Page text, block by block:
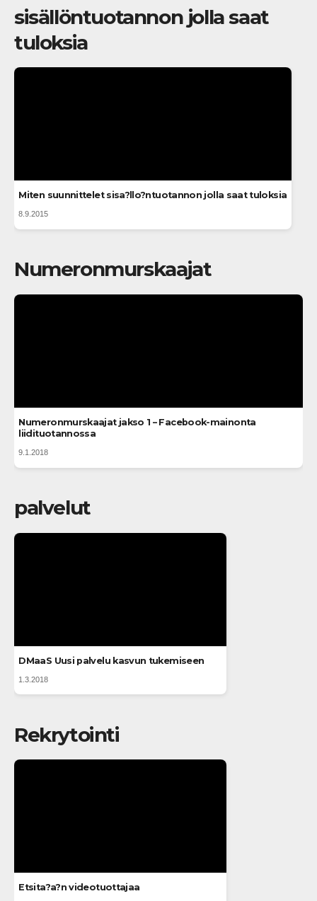
sisällöntuotannon jolla saat
tuloksia
Miten suunnittelet sisa?llo?ntuotannon jolla saat tuloksia
8.9.2015
Numeronmurskaajat
Numeronmurskaajat jakso 1 – Facebook-mainonta
liidituotannossa
9.1.2018
palvelut
DMaaS Uusi palvelu kasvun tukemiseen
1.3.2018
Rekrytointi
Etsita?a?n videotuottajaa